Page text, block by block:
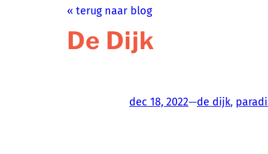
« terug naar blog
De Dijk
dec 18, 2022—de dijk,